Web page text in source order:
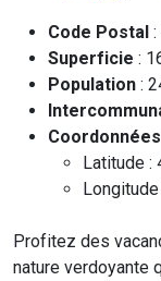
Code Postal
Superficie :
Population :
Latitude :
Profitez des
nature verdoyante